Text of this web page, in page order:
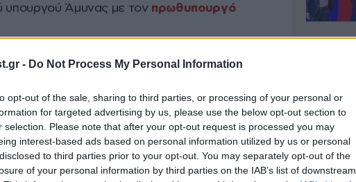
- Do Not Process My Personal Information
opt-out of the sale, sharing to third parties, or processing of your personal or
for targeted advertising by us, please use the below opt-out section to
selection. Please note that after your opt-out request is processed you may
interest-based ads based on personal information utilized by us or personal
to third parties prior to your opt-out. You may separately opt-out of the
of your personal information by third parties on the IAB’s list of downstream
υπουργού Άμυνας με τον πρωθυπουργό
αλ-Γαδίρ στοχοθετήθηκαν,
πρακτορείο ειδήσεων ΑΝΙ.
αρχικός απολογισμός των ισραηλινών
τραυματίες.
είδε δύο διαμερίσματα σε στενό δρόμο